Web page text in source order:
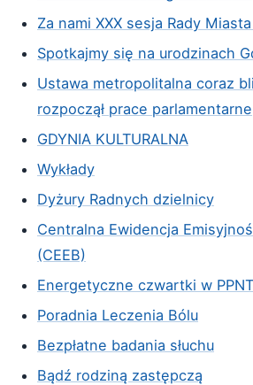
Za nami XXX sesja Rady
Spotkajmy się na urodzinach
Ustawa metropolitalna coraz
rozpoczął prace parlamentarne
GDYNIA KULTURALNA
Wykłady
Dyżury Radnych dzielnicy
Centralna Ewidencja
(CEEB)
Energetyczne czwartki w PPNT
Poradnia Leczenia Bólu
Bezpłatne badania słuchu
Bądź rodziną zastępczą